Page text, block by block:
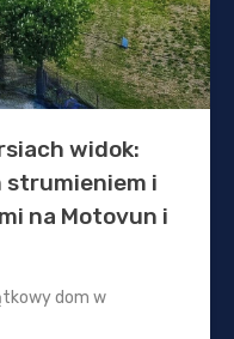
widok:
strumieniem i
na Motovun i
dom w